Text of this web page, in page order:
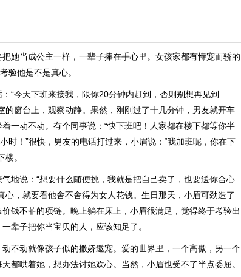
她当成公主一样，一辈子捧在手心里。女孩家都有恃宠而骄的
验他是不是真心。
“今天下班来接我，限你20分钟内赶到，否则别想再见到
的窗台上，观察动静。果然，刚刚过了十几分钟，男友就开车
一动不动。有个同事说：“快下班吧！人家都在楼下都等你半
时！”很快，男友的电话打过来，小眉说：“我加班呢，你在下
。
地说：“想要什么随便挑，我就是把自己卖了，也要送你合心
，就要看他舍不舍得为女人花钱。生日那天，小眉可劲造了
钱不菲的项链。晚上躺在床上，小眉很满足，觉得终于考验出
辈子把你当宝贝的人，应该知足了。
不动就像孩子似的撒娇邀宠。爱的世界里，一个高傲，另一个
都哄着她，想办法讨她欢心。当然，小眉也受不了半点委屈。